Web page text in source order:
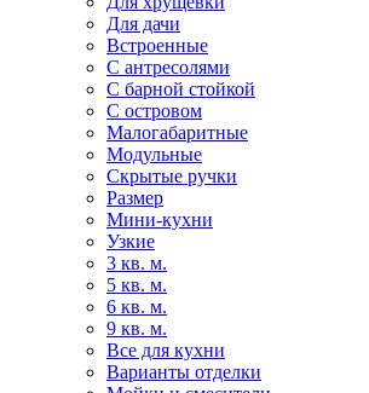
Для дачи
Встроенные
С антресолями
С барной стойкой
С островом
Малогабаритные
Модульные
Скрытые ручки
Размер
Мини-кухни
Узкие
3 кв. м.
5 кв. м.
6 кв. м.
9 кв. м.
Все для кухни
Варианты отделки